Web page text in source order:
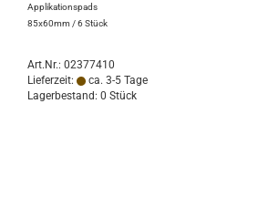
Applikationspads
85x60mm / 6 Stück
Art.Nr.: 02377410
Lieferzeit:
ca. 3-5 Tage
Lagerbestand: 0 Stück